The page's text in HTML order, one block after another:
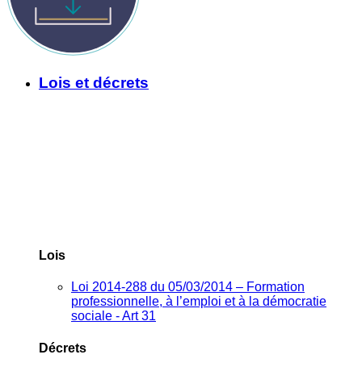
Lois et décrets
Lois
Loi 2014-288 du 05/03/2014 – Formation
professionnelle, à l’emploi et à la démocratie
sociale - Art 31
Décrets